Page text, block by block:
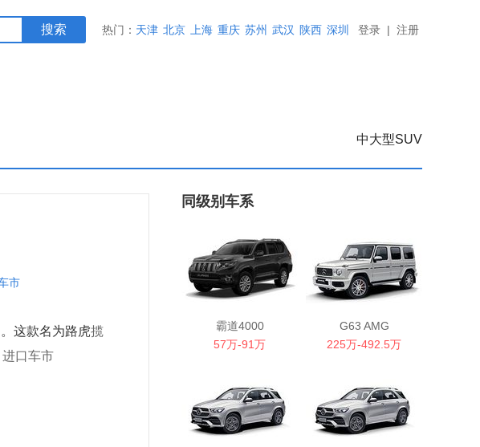
搜索 热门： 天津 北京 上海 重庆 苏州 武汉 陕西 深圳 登录 | 注册
中大型SUV
市
这款名为路虎揽
进口车市
同级别车系
霸道4000
57万-91万
G63 AMG
225万-492.5万